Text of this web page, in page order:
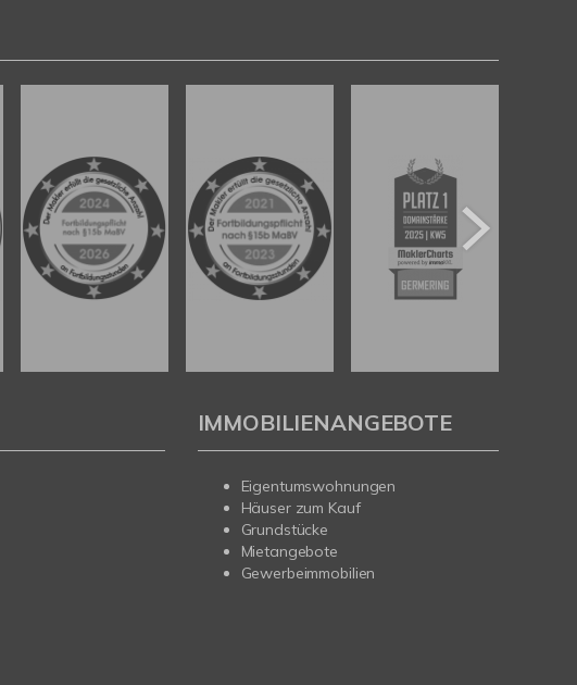
IMMOBILIENANGEBOTE
Eigentumswohnungen
Häuser zum Kauf
Grundstücke
Mietangebote
Gewerbeimmobilien